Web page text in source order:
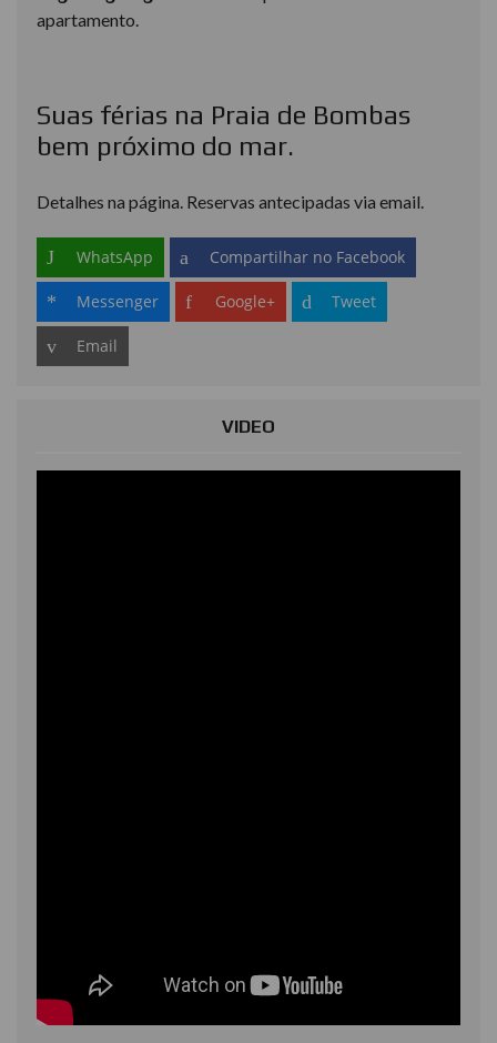
apartamento.
Suas férias na Praia de Bombas
bem próximo do mar.
Detalhes na página. Reservas antecipadas via email.
WhatsApp Compartilhar no Facebook
Messenger Google+ Tweet
Email
VIDEO